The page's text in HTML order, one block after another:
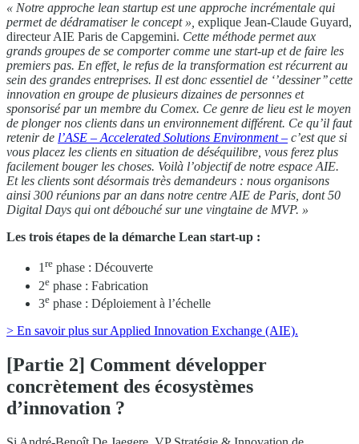
« Notre approche lean startup est une approche incrémentale qui
permet de dédramatiser le concept », explique Jean-Claude Guyard,
directeur AIE Paris de Capgemini. Cette méthode permet aux
grands groupes de se comporter comme une start-up et de faire les
premiers pas. En effet, le refus de la transformation est récurrent au
sein des grandes entreprises. Il est donc essentiel de ‘’dessiner’’ cette
innovation en groupe de plusieurs dizaines de personnes et
sponsorisé par un membre du Comex. Ce genre de lieu est le moyen
de plonger nos clients dans un environnement différent. Ce qu’il faut
retenir de l’ASE – Accelerated Solutions Environment – c’est que si
vous placez les clients en situation de déséquilibre, vous ferez plus
facilement bouger les choses. Voilà l’objectif de notre espace AIE.
Et les clients sont désormais très demandeurs : nous organisons
ainsi 300 réunions par an dans notre centre AIE de Paris, dont 50
Digital Days qui ont débouché sur une vingtaine de MVP. »
Les trois étapes de la démarche Lean start-up :
1re phase : Découverte
2e phase : Fabrication
3e phase : Déploiement à l’échelle
> En savoir plus sur Applied Innovation Exchange (AIE).
[Partie 2] Comment développer
concrètement des écosystèmes
d’innovation ?